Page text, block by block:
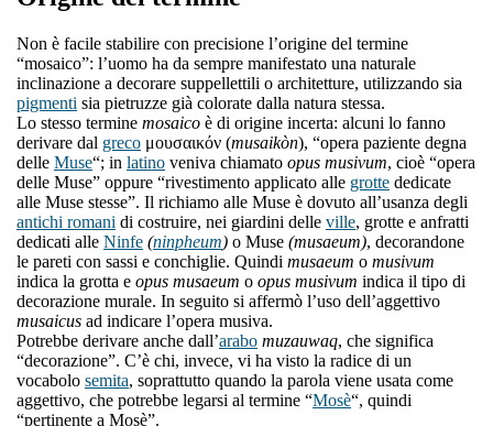
Non è facile stabilire con precisione l’origine del termine
“mosaico”: l’uomo ha da sempre manifestato una naturale
inclinazione a decorare suppellettili o architetture, utilizzando sia
pigmenti sia pietruzze già colorate dalla natura stessa.
Lo stesso termine mosaico è di origine incerta: alcuni lo fanno
derivare dal greco μουσαικόν (musaikòn), “opera paziente degna
delle Muse“; in latino veniva chiamato opus musivum, cioè “opera
delle Muse” oppure “rivestimento applicato alle grotte dedicate
alle Muse stesse”. Il richiamo alle Muse è dovuto all’usanza degli
antichi romani di costruire, nei giardini delle ville, grotte e anfratti
dedicati alle Ninfe (ninpheum) o Muse (musaeum), decorandone
le pareti con sassi e conchiglie. Quindi musaeum o musivum
indica la grotta e opus musaeum o opus musivum indica il tipo di
decorazione murale. In seguito si affermò l’uso dell’aggettivo
musaicus ad indicare l’opera musiva.
Potrebbe derivare anche dall’arabo muzauwaq, che significa
“decorazione”. C’è chi, invece, vi ha visto la radice di un
vocabolo semita, soprattutto quando la parola viene usata come
aggettivo, che potrebbe legarsi al termine “Mosè“, quindi
“pertinente a Mosè”.